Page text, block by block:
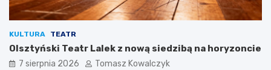
KULTURA TEATR
Olsztyński Teatr Lalek z nową siedzibą na horyzoncie
7 sierpnia 2026 Tomasz Kowalczyk